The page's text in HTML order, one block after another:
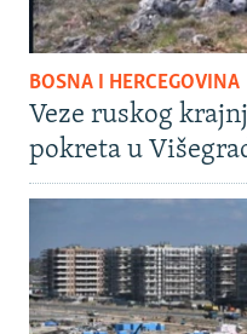
BOSNA I HERCEGOVINA
Veze ruskog
pokreta u